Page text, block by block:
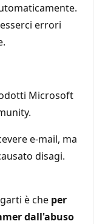
errori
Microsoft
e-mail, ma
disagi.
è che per
dall'abuso